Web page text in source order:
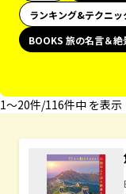
ランキング&テクニッ
BOOKS 旅の名言＆絶
1〜20件/116件中 を表示